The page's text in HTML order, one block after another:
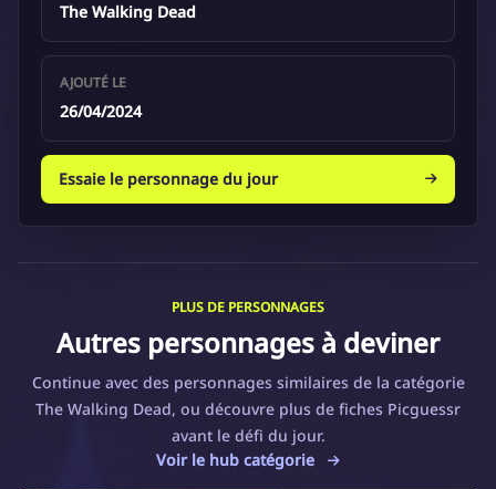
The Walking Dead
AJOUTÉ LE
26/04/2024
Essaie le personnage du jour
PLUS DE PERSONNAGES
Autres personnages à deviner
Continue avec des personnages similaires de la catégorie
The Walking Dead, ou découvre plus de fiches Picguessr
avant le défi du jour.
Voir le hub catégorie